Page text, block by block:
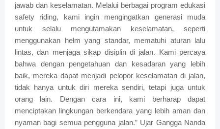
jawab dan keselamatan. Melalui berbagai program edukasi
safety riding, kami ingin mengingatkan generasi muda
untuk selalu mengutamakan keselamatan, seperti
menggunakan helm yang standar, mematuhi aturan lalu
lintas, dan menjaga sikap disiplin di jalan. Kami percaya
bahwa dengan pengetahuan dan kesadaran yang lebih
baik, mereka dapat menjadi pelopor keselamatan di jalan,
tidak hanya untuk diri mereka sendiri, tetapi juga untuk
orang lain. Dengan cara ini, kami berharap dapat
menciptakan lingkungan berkendara yang lebih aman dan
nyaman bagi semua pengguna jalan.” Ujar Gangga Nanda